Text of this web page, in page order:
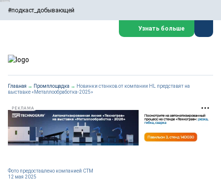
#подкаст_добывающей
Узнать больше
РЕКЛАМА
Главная → Промплощадка → Новинки станков от компании HL представят на
выставке «Металлообработка-2025»
12 мая 2025
Фото предоставлено компанией СТМ